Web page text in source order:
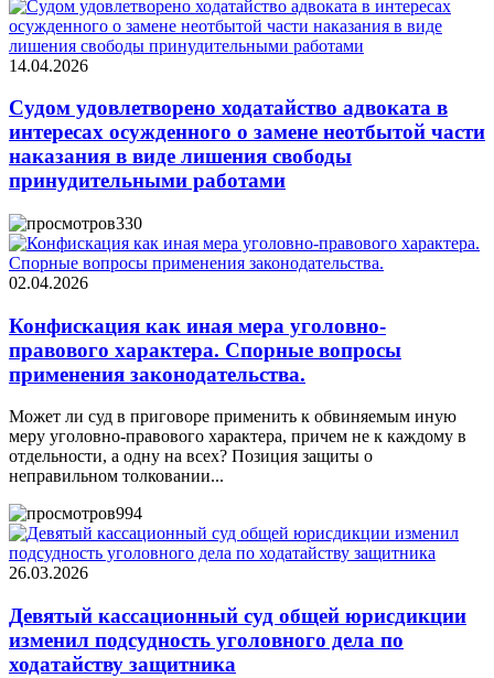
14.04.2026
Судом удовлетворено ходатайство адвоката в
интересах осужденного о замене неотбытой части
наказания в виде лишения свободы
принудительными работами
330
02.04.2026
Конфискация как иная мера уголовно-
правового характера. Спорные вопросы
применения законодательства.
Может ли суд в приговоре применить к обвиняемым иную
меру уголовно-правового характера, причем не к каждому в
отдельности, а одну на всех? Позиция защиты о
неправильном толковании...
994
26.03.2026
Девятый кассационный суд общей юрисдикции
изменил подсудность уголовного дела по
ходатайству защитника